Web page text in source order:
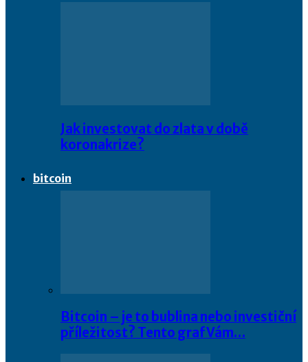
Jak investovat do zlata v době
koronakrize?
bitcoin
Bitcoin – je to bublina nebo investiční
příležitost? Tento graf Vám…